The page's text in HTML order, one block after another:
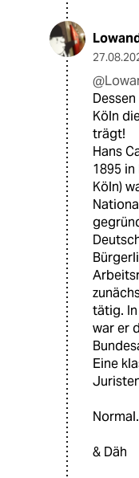
Köln
trägt!
Hans
1895 in
Köln)
tätig.
war er
Eine
Normal.
& Däh